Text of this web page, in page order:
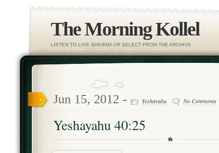
The Morning Kollel
LISTEN TO LIVE SHIURIM OR SELECT FROM THE ARCHIVE
Jun 15, 2012 - Yeshayahu No Comments
Yeshayahu 40:25